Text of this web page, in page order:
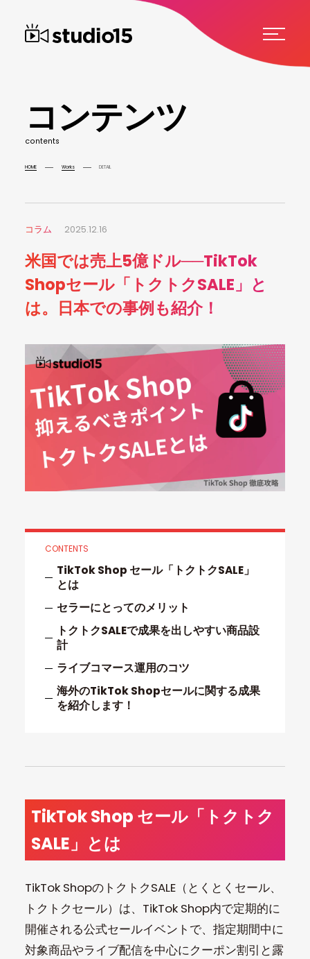
コンテンツ
contents
HOME Works DETAIL
コラム 2025.12.16
米国では売上5億ドル──TikTok
Shopセール「トクトクSALE」と
は。日本での事例も紹介！
CONTENTS
TikTok Shop セール「トクトクSALE」
とは
セラーにとってのメリット
トクトクSALEで成果を出しやすい商品設
計
ライブコマース運用のコツ
海外のTikTok Shopセールに関する成果
を紹介します！
TikTok Shop セール「トクトク
SALE」とは
TikTok ShopのトクトクSALE（とくとくセール、
トクトクセール）は、TikTok Shop内で定期的に
開催される公式セールイベントで、指定期間中に
対象商品やライブ配信を中心にクーポン割引と露